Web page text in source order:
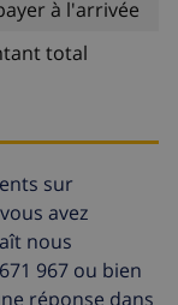
à l'arrivée
total
sur
avez
nous
967 ou bien
réponse dans